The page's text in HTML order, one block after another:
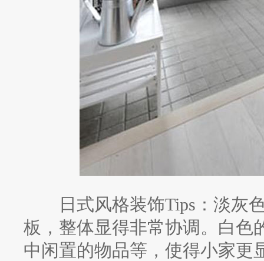
日式风格装饰Tips：淡灰
板，整体显得非常协调。白色
中闲置的物品等，使得小家更